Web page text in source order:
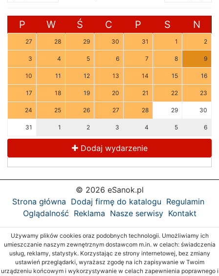
P W Ś C P S N
27 28 29 30 31 1 2
3 4 5 6 7 8 9
10 11 12 13 14 15 16
17 18 19 20 21 22 23
24 25 26 27 28 29 30
31 1 2 3 4 5 6
Dodaj wydarzenie
© 2026 eSanok.pl
Strona główna Dodaj firmę do katalogu Regulamin
Oglądalność Reklama Nasze serwisy Kontakt
Używamy plików cookies oraz podobnych technologii. Umożliwiamy ich
umieszczanie naszym zewnętrznym dostawcom m.in. w celach: świadczenia
usług, reklamy, statystyk. Korzystając ze strony internetowej, bez zmiany
ustawień przeglądarki, wyrażasz zgodę na ich zapisywanie w Twoim
urządzeniu końcowym i wykorzystywanie w celach zapewnienia poprawnego i